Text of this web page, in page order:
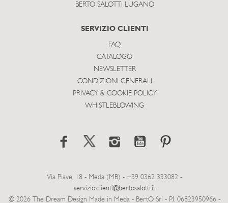
BERTO SALOTTI LUGANO
SERVIZIO CLIENTI
FAQ
CATALOGO
NEWSLETTER
CONDIZIONI GENERALI
PRIVACY & COOKIE POLICY
WHISTLEBLOWING
Via Piave, 18 - Meda (MB) - +39 0362 333082 -
servizio.clienti@bertosalotti.it
© 2026 The Dream Design Made in Meda - BertO Srl - P.I. 06823950966 -